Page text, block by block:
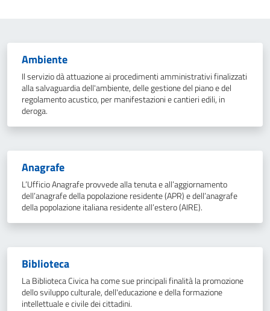
Ambiente
Il servizio dà attuazione ai procedimenti amministrativi finalizzati
alla salvaguardia dell'ambiente, delle gestione del piano e del
regolamento acustico, per manifestazioni e cantieri edili, in
deroga.
Anagrafe
L’Ufficio Anagrafe provvede alla tenuta e all’aggiornamento
dell’anagrafe della popolazione residente (APR) e dell’anagrafe
della popolazione italiana residente all’estero (AIRE).
Biblioteca
La Biblioteca Civica ha come sue principali finalità la promozione
dello sviluppo culturale, dell'educazione e della formazione
intellettuale e civile dei cittadini.